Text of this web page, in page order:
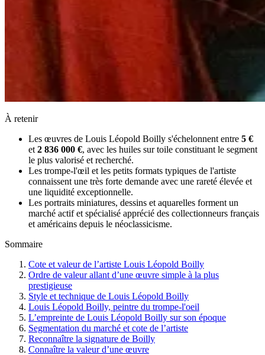
À retenir
Les œuvres de Louis Léopold Boilly s'échelonnent entre 5 €
et 2 836 000 €, avec les huiles sur toile constituant le segment
le plus valorisé et recherché.
Les trompe-l'œil et les petits formats typiques de l'artiste
connaissent une très forte demande avec une rareté élevée et
une liquidité exceptionnelle.
Les portraits miniatures, dessins et aquarelles forment un
marché actif et spécialisé apprécié des collectionneurs français
et américains depuis le néoclassicisme.
Sommaire
Cote et valeur de l’artiste Louis Léopold Boilly
Ordre de valeur allant d’une œuvre simple à la plus
prestigieuse
Style et technique de Louis Léopold Boilly
Louis Léopold Boilly, peintre du trompe-l'oeil
L’empreinte de Louis Léopold Boilly sur son époque
Segmentation du marché et cote de l’artiste
Reconnaître la signature de Boilly
Connaître la valeur d’une œuvre